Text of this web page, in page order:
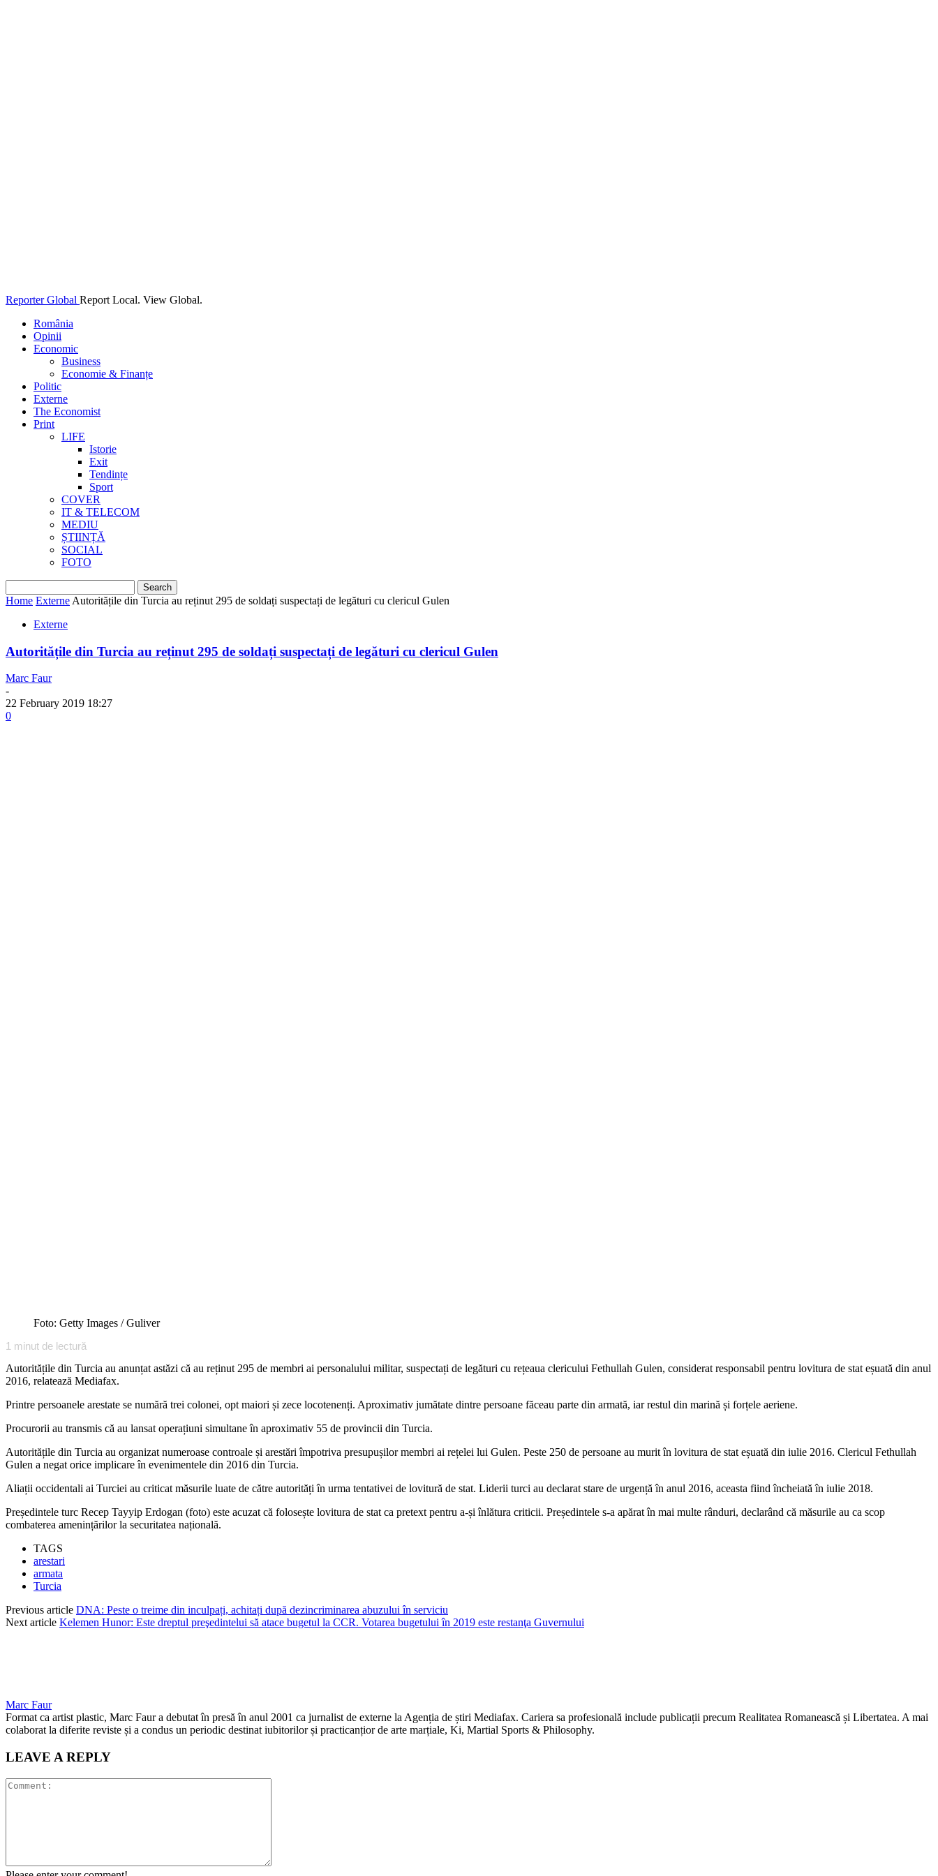
Reporter Global Report Local. View Global.
România
Opinii
Economic
Business
Economie & Finanțe
Politic
Externe
The Economist
Print
LIFE
Istorie
Exit
Tendințe
Sport
COVER
IT & TELECOM
MEDIU
ȘTIINȚĂ
SOCIAL
FOTO
Home Externe Autoritățile din Turcia au reținut 295 de soldați suspectați de legături cu clericul Gulen
Externe
Autoritățile din Turcia au reținut 295 de soldați suspectați de legături cu clericul Gulen
Marc Faur
-
22 February 2019 18:27
0
Foto: Getty Images / Guliver
1 minut de lectură
Autoritățile din Turcia au anunțat astăzi că au reținut 295 de membri ai personalului militar, suspectați de legături cu rețeaua clericului Fethullah Gulen, considerat responsabil pentru lovitura de stat eșuată din anul
2016, relatează Mediafax.
Printre persoanele arestate se numără trei colonei, opt maiori și zece locotenenți. Aproximativ jumătate dintre persoane făceau parte din armată, iar restul din marină și forțele aeriene.
Procurorii au transmis că au lansat operațiuni simultane în aproximativ 55 de provincii din Turcia.
Autoritățile din Turcia au organizat numeroase controale și arestări împotriva presupușilor membri ai rețelei lui Gulen. Peste 250 de persoane au murit în lovitura de stat eșuată din iulie 2016. Clericul Fethullah
Gulen a negat orice implicare în evenimentele din 2016 din Turcia.
Aliații occidentali ai Turciei au criticat măsurile luate de către autorități în urma tentativei de lovitură de stat. Liderii turci au declarat stare de urgență în anul 2016, aceasta fiind încheiată în iulie 2018.
Președintele turc Recep Tayyip Erdogan (foto) este acuzat că folosește lovitura de stat ca pretext pentru a-și înlătura criticii. Președintele s-a apărat în mai multe rânduri, declarând că măsurile au ca scop
combaterea amenințărilor la securitatea națională.
TAGS
arestari
armata
Turcia
Previous article DNA: Peste o treime din inculpați, achitați după dezincriminarea abuzului în serviciu
Next article Kelemen Hunor: Este dreptul preşedintelui să atace bugetul la CCR. Votarea bugetului în 2019 este restanţa Guvernului
Marc Faur
Format ca artist plastic, Marc Faur a debutat în presă în anul 2001 ca jurnalist de externe la Agenția de știri Mediafax. Cariera sa profesională include publicații precum Realitatea Romanească și Libertatea. A mai
colaborat la diferite reviste și a condus un periodic destinat iubitorilor și practicanțior de arte marțiale, Ki, Martial Sports & Philosophy.
LEAVE A REPLY